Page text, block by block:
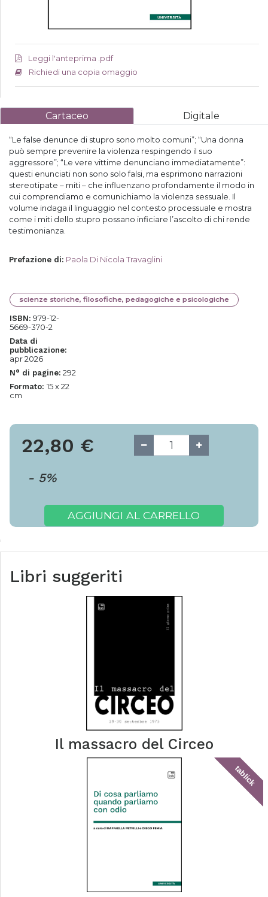
Leggi l'anteprima .pdf
Richiedi una copia omaggio
Cartaceo Digitale
“Le false denunce di stupro sono molto comuni”; “Una donna
può sempre prevenire la violenza respingendo il suo
aggressore”; “Le vere vittime denunciano immediatamente”:
questi enunciati non sono solo falsi, ma esprimono narrazioni
stereotipate – miti – che influenzano profondamente il modo in
cui comprendiamo e comunichiamo la violenza sessuale. Il
volume indaga il linguaggio nel contesto processuale e mostra
come i miti dello stupro possano inficiare l’ascolto di chi rende
testimonianza.
Prefazione di: Paola Di Nicola Travaglini
scienze storiche, filosofiche, pedagogiche e psicologiche
ISBN: 979-12-
5669-370-2
Data di
pubblicazione:
apr 2026
N° di pagine: 292
Formato: 15 x 22
cm
22,80 €
- 5%
AGGIUNGI AL CARRELLO
Libri suggeriti
Il massacro del Circeo
tablick